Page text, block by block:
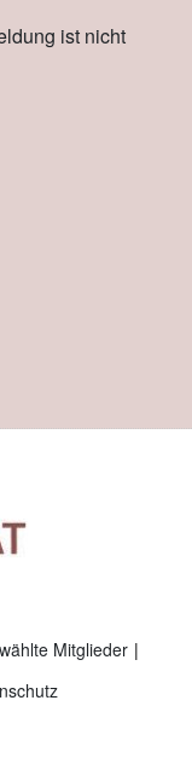
ist nicht
Mitglieder